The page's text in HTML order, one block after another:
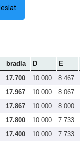
bradla D E
17.700 10.000 8.467
17.967 10.000 8.067
17.867 10.000 8.000
17.800 10.000 7.733
17.400 10.000 7.733